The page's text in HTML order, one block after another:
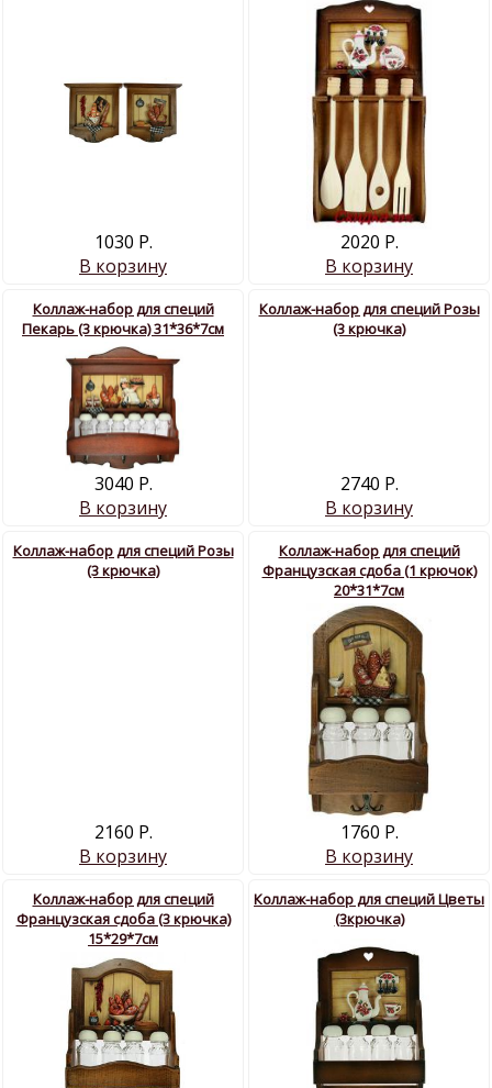
1030 Р.
В корзину
2020 Р.
В корзину
Коллаж-набор для специй
Пекарь (3 крючка) 31*36*7см
3040 Р.
В корзину
Коллаж-набор для специй Розы
(3 крючка)
2740 Р.
В корзину
Коллаж-набор для специй Розы
(3 крючка)
2160 Р.
В корзину
Коллаж-набор для специй
Французская сдоба (1 крючок)
20*31*7см
1760 Р.
В корзину
Коллаж-набор для специй
Французская сдоба (3 крючка)
15*29*7см
Коллаж-набор для специй Цветы
(3крючка)